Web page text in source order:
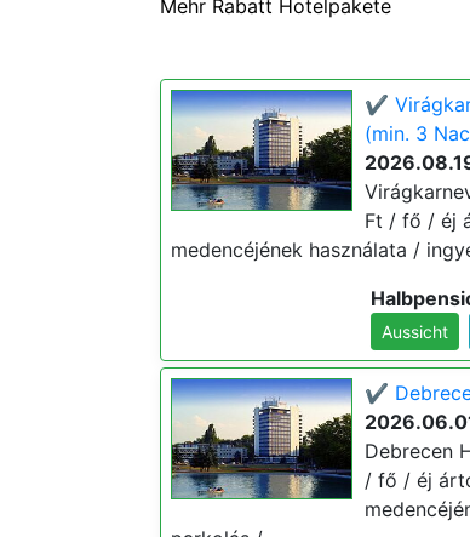
Mehr Rabatt Hotelpakete
✔️
(min. 3
Ft / fő / éj
medencéjének használata /
Aussicht
✔️
Debrecen
/ fő / éj